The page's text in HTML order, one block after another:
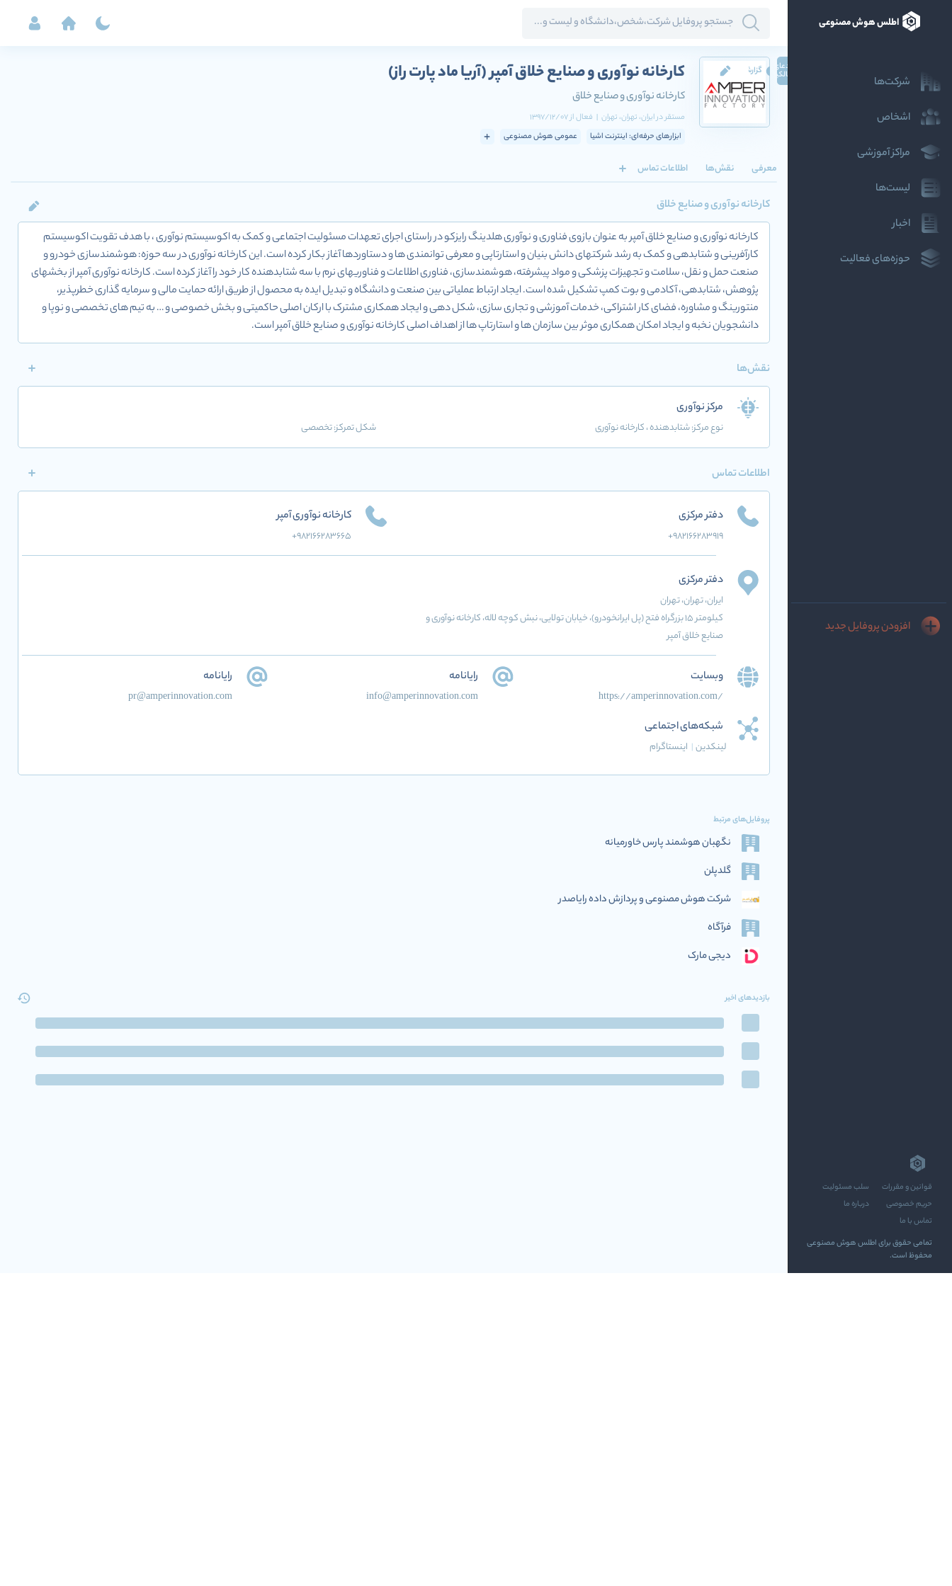
اطلس هوش مصنوعی
شرکت‌ها
اشخاص
مراکز آموزشی
لیست‌ها
اخبار
حوزه‌های فعالیت
افزودن پروفایل جدید
قوانین و مقررات
سلب مسئولیت
حریم خصوصی
درباره ما
تماس با ما
تمامی حقوق برای اطلس هوش مصنوعی
محفوظ است.
کارخانه نوآوری و صنایع خلاق آمپر(آریا ماد پارت راز)
کارخانه نوآوری و صنایع خلاق
مستقر درایران، تهران، تهران | فعالاز1397/12/07
ابزارهای حرفه‌ای: اینترنت اشیا
عمومی هوش مصنوعی
ادعای
مالکیت گزارش
معرفی نقش‌ها اطلاعات تماس
کارخانه نوآوری و صنایع خلاق
کارخانه نوآوری و صنایع خلاق آمپر به عنوان بازوی فناوری و نوآوری هلدینگ رایزکو در راستای اجرای تعهدات مسئولیت اجتماعی و کمک به اکوسیستم نوآوری ، با هدف تقویت اکوسیستم
کارآفرینی و شتابدهی و کمک به رشد شرکتهای دانش بنیان و استارتاپی و معرفی توانمندی ها و دستاوردها آغاز بکار کرده است. این کارخانه نوآوری در سه حوزه: هوشمندسازی خودرو و
صنعت حمل و نقل، سلامت و تجهیزات پزشکی و مواد پیشرفته، هوشمندسازی، فناوری اطلاعات و فناوری­های نرم با سه شتابدهنده کار خود را آغاز کرده است. کارخانه نوآوری آمپر از بخش­های
پژوهش، شتابدهی، آکادمی و بوت کمپ تشکیل شده است. ایجاد ارتباط عملیاتی بین صنعت و دانشگاه و تبدیل ایده به محصول از طریق ارائه حمایت مالی و سرمایه گذاری خطرپذیر،
منتورینگ و مشاوره، فضای کار اشتراکی، خدمات آموزشی و تجاری سازی، شکل دهی و ایجاد همکاری مشترک با ارکان اصلی حاکمیتی و بخش خصوصی و … به تیم های تخصصی و نوپا و
دانشجویان نخبه و ایجاد امکان همکاری موثر بین سازمان ها و استارتاپ ها از اهداف اصلی کارخانه نوآوری و صنایع خلاق آمپر است.
نقش‌ها
مرکز نوآوری
نوع مرکز:شتابدهنده، کارخانه نوآوری شکل تمرکز: تخصصی
اطلاعات تماس
دفتر مرکزی
+982166283919
کارخانه نوآوری آمپر
+982166283665
دفتر مرکزی
ایران، تهران، تهران
کیلومتر 15 بزرگراه فتح (پل ایرانخودرو)، خیابان تولایی، نبش کوچه لاله، کارخانه نوآوری و
صنایع خلاق آمپر
وبسایت
https://amperinnovation.com/
رایانامه
info@amperinnovation.com
رایانامه
pr@amperinnovation.com
شبکه‌های اجتماعی
لینکدین| اینستاگرام
پروفایل‌های مرتبط
نگهبان هوشمند پارس خاورمیانه
گلدپلن
شرکت هوش مصنوعی و پردازش داده رایاصدر
فرآگاه
دیجی مارک
بازدیدهای اخیر